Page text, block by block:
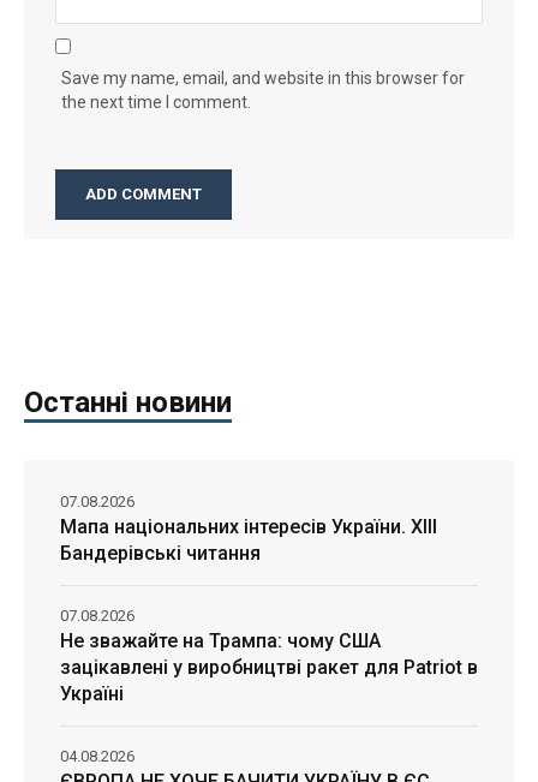
Save my name, email, and website in this browser for
the next time I comment.
Останні новини
Мапа національних інтересів України. ХІІІ
Бандерівські читання
07.08.2026
Не зважайте на Трампа: чому США
зацікавлені у виробництві ракет для Patriot в
Україні
07.08.2026
04.08.2026